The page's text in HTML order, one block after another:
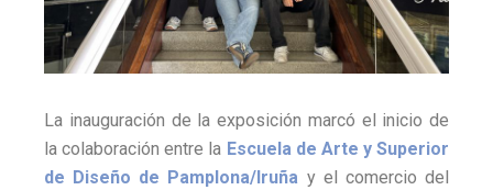
La inauguración de la exposición marcó el inicio de
la colaboración entre la Escuela de Arte y Superior
de Diseño de Pamplona/Iruña y el comercio del